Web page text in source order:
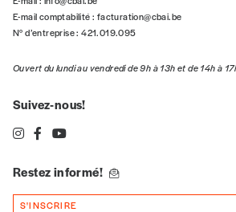
E-mail comptabilité : facturation@cbai.be
N° d’entreprise : 421.019.095
Ouvert du lundi au vendredi de 9h à 13h et de 14h à
Suivez-nous!
Restez informé!
S'INSCRIRE